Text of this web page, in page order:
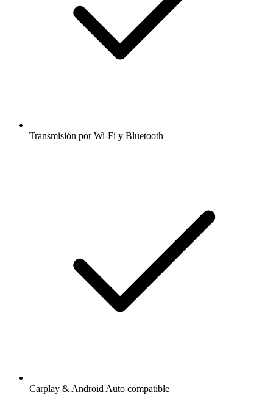
Transmisión por Wi-Fi y Bluetooth
Carplay & Android Auto compatible